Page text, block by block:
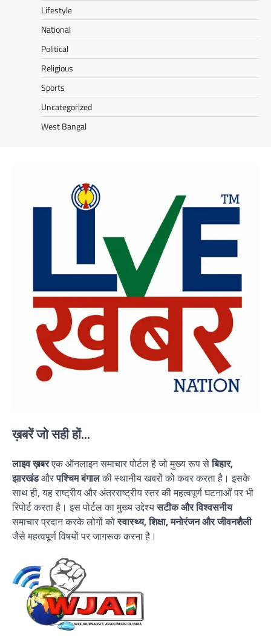
Lifestyle
National
Political
Religious
Sports
Uncategorized
West Bangal
ख़बरें जो सही हों...
लाइव ख़बरएक ऑनलाइन समाचार पोर्टल है जो मुख्य रूप सेबिहार,
झारखंडऔरपश्चिम बंगालकी स्थानीय खबरों को कवर करता है। इसके
साथ ही, यह राष्ट्रीय और अंतरराष्ट्रीय स्तर की महत्वपूर्ण घटनाओं पर भी
रिपोर्ट करता है। इस पोर्टल का मुख्य उद्देश्यसटीक और विश्वसनीय
समाचार प्रदान करके लोगों कोस्वास्थ्य, शिक्षा, मनोरंजन और जीवनशैली
जैसे महत्वपूर्ण विषयों पर जागरूक करना है।